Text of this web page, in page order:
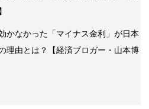
かなかった「マイナス金利」が日本
理由とは？【経済ブロガー・山本博